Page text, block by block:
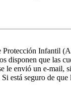
Infantil
disponen que las
envió un e-mail,
está seguro de